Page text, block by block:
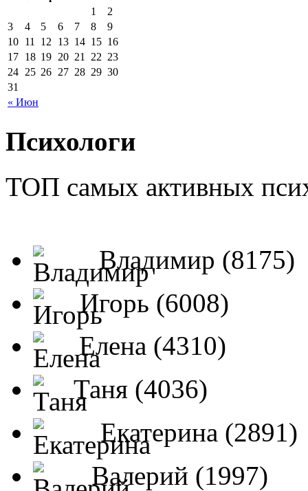
« Июн
1
2
3
4 5 6 7 8
9
10 11 12 13 14 15 16
17 18 19 20 21 22 23
24 25 26 27 28 29 30
31
Психологи
ТОП самых активных
Владимир (8175)
Игорь (6008)
Елена (4310)
Таня (4036)
Екатерина (2891)
Валерий (1997)